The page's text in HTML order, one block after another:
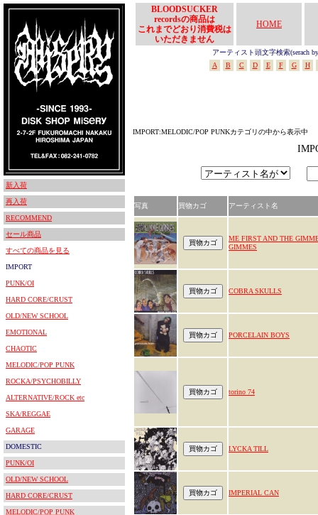
新入荷
再入荷
RECOMMEND
セール商品
すべての商品を見る
IMPORT
PUNK/OI
HARD CORE/CRUST
OLD/NEW SCHOOL
EMOTIONAL
CHAOTIC
MELODIC/POP PUNK
ROCKA/PSYCHOBILLY
ALTERNATIVE/ROCK etc
SKA/REGGAE
GARAGE
DOMESTIC
PUNK/OI
OLD/NEW SCHOOL
HARD CORE/CRUST
MELODIC/POP PUNK
BLOODSUCKER
recordsの商品は
これまでどおり消費税は
いただきません
HOME
アーティスト頭文字検索(serach
A
B C D E F G H
IMPORT:MELODIC/POP PUNKカテゴリの中から表示中
写真 買物カゴ アーティスト名
ME FIRST AND THE
GIMMES
COBRA SKULLS
PORCELAIN BOYS
torino 74
LYCKA TILL
IMPERIAL CAN